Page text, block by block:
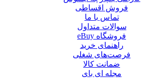
فروش اقساطی
تماس با ما
سوالات متداول
فروشگاه eBuy
راهنمای خرید
فرصت‌های شغلی
ضمانت کالا
مجله ای بای